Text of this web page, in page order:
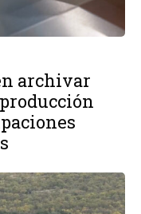
archivar